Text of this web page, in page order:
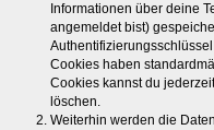
Informationen über deine
angemeldet bist)
Cookies haben
Cookies kannst du
löschen.
Weiterhin werden die